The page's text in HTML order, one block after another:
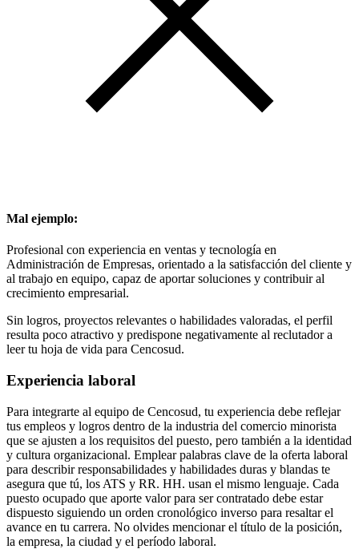
Mal ejemplo:
Profesional con experiencia en ventas y tecnología en
Administración de Empresas, orientado a la satisfacción del cliente y
al trabajo en equipo, capaz de aportar soluciones y contribuir al
crecimiento empresarial.
Sin logros, proyectos relevantes o habilidades valoradas, el perfil
resulta poco atractivo y predispone negativamente al reclutador a
leer tu hoja de vida para Cencosud.
Experiencia laboral
Para integrarte al equipo de Cencosud, tu experiencia debe reflejar
tus empleos y logros dentro de la industria del comercio minorista
que se ajusten a los requisitos del puesto, pero también a la identidad
y cultura organizacional. Emplear palabras clave de la oferta laboral
para describir responsabilidades y habilidades duras y blandas te
asegura que tú, los ATS y RR. HH. usan el mismo lenguaje. Cada
puesto ocupado que aporte valor para ser contratado debe estar
dispuesto siguiendo un orden cronológico inverso para resaltar el
avance en tu carrera. No olvides mencionar el título de la posición,
la empresa, la ciudad y el período laboral.